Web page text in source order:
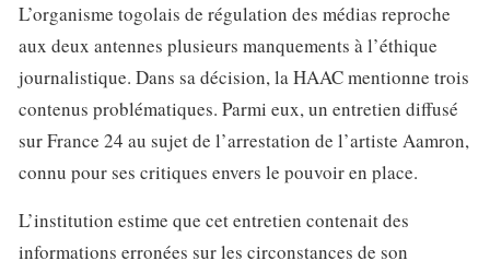
L’organisme togolais de régulation des médias reproche
aux deux antennes plusieurs manquements à l’éthique
journalistique. Dans sa décision, la HAAC mentionne trois
contenus problématiques. Parmi eux, un entretien diffusé
sur France 24 au sujet de l’arrestation de l’artiste Aamron,
connu pour ses critiques envers le pouvoir en place.
L’institution estime que cet entretien contenait des
informations erronées sur les circonstances de son